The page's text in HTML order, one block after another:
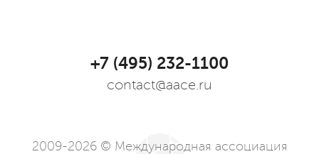
+7 (495) 232-1100
contact@aace.ru
2009-2026 © Международная ассоциация